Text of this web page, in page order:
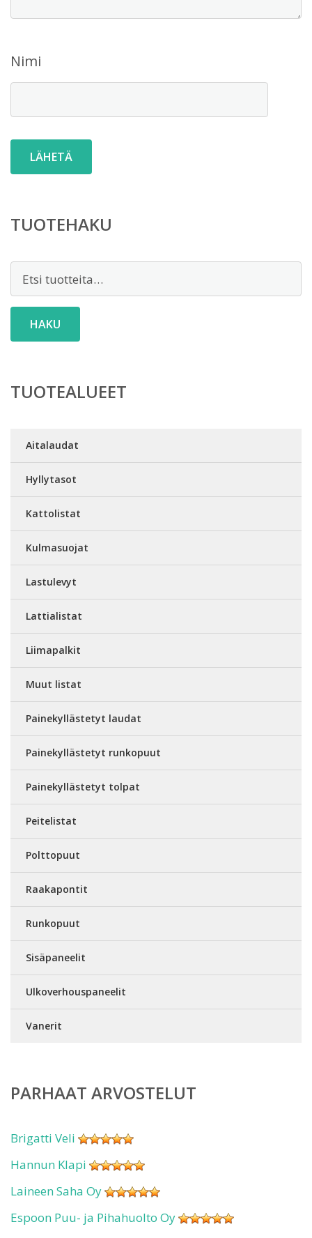
Nimi
TUOTEHAKU
HAKU
TUOTEALUEET
Aitalaudat
Hyllytasot
Kattolistat
Kulmasuojat
Lastulevyt
Lattialistat
Liimapalkit
Muut listat
Painekyllästetyt laudat
Painekyllästetyt runkopuut
Painekyllästetyt tolpat
Peitelistat
Polttopuut
Raakapontit
Runkopuut
Sisäpaneelit
Ulkoverhouspaneelit
Vanerit
PARHAAT ARVOSTELUT
Brigatti Veli
Hannun Klapi
Laineen Saha Oy
Espoon Puu- ja Pihahuolto Oy